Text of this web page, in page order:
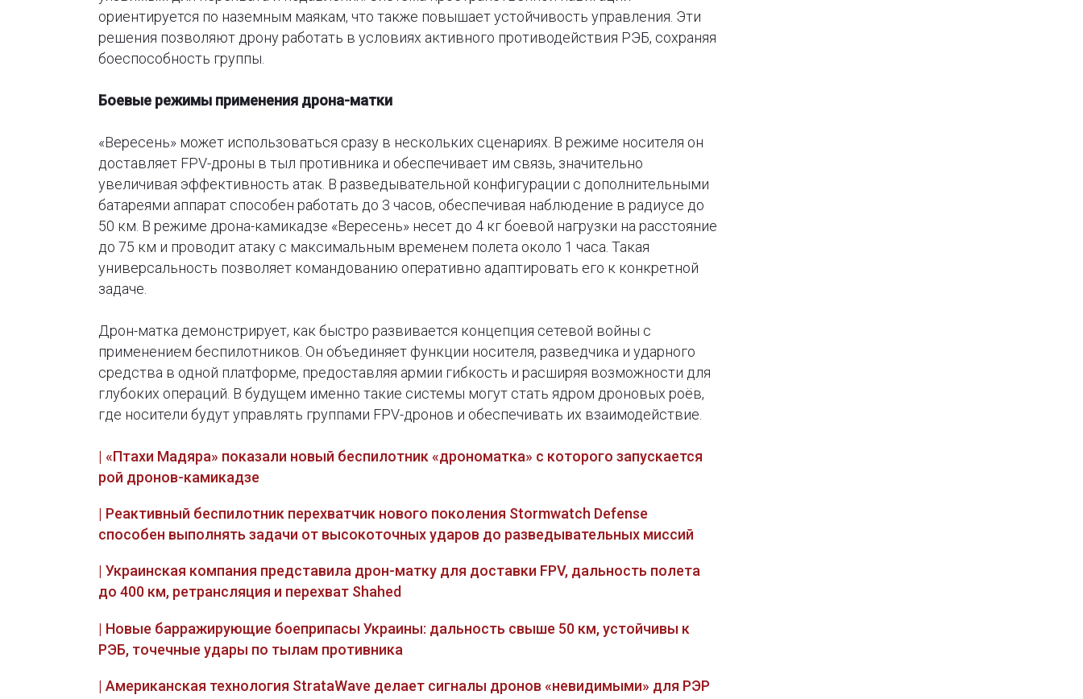
ориентируется по наземным маякам, что также повышает устойчивость управления. Эти
решения позволяют дрону работать в условиях активного противодействия РЭБ, сохраняя
боеспособность группы.
Боевые режимы применения дрона-матки
«Вересень» может использоваться сразу в нескольких сценариях. В режиме носителя он
доставляет FPV-дроны в тыл противника и обеспечивает им связь, значительно
увеличивая эффективность атак. В разведывательной конфигурации с дополнительными
батареями аппарат способен работать до 3 часов, обеспечивая наблюдение в радиусе до
50 км. В режиме дрона-камикадзе «Вересень» несет до 4 кг боевой нагрузки на расстояние
до 75 км и проводит атаку с максимальным временем полета около 1 часа. Такая
универсальность позволяет командованию оперативно адаптировать его к конкретной
задаче.
Дрон-матка демонстрирует, как быстро развивается концепция сетевой войны с
применением беспилотников. Он объединяет функции носителя, разведчика и ударного
средства в одной платформе, предоставляя армии гибкость и расширяя возможности для
глубоких операций. В будущем именно такие системы могут стать ядром дроновых роёв,
где носители будут управлять группами FPV-дронов и обеспечивать их взаимодействие.
| «Птахи Мадяра» показали новый беспилотник «дрономатка» с которого запускается
рой дронов-камикадзе
| Реактивный беспилотник перехватчик нового поколения Stormwatch Defense
способен выполнять задачи от высокоточных ударов до разведывательных миссий
| Украинская компания представила дрон-матку для доставки FPV, дальность полета
до 400 км, ретрансляция и перехват Shahed
| Новые барражирующие боеприпасы Украины: дальность свыше 50 км, устойчивы к
РЭБ, точечные удары по тылам противника
| Американская технология StrataWave делает сигналы дронов «невидимыми» для РЭР